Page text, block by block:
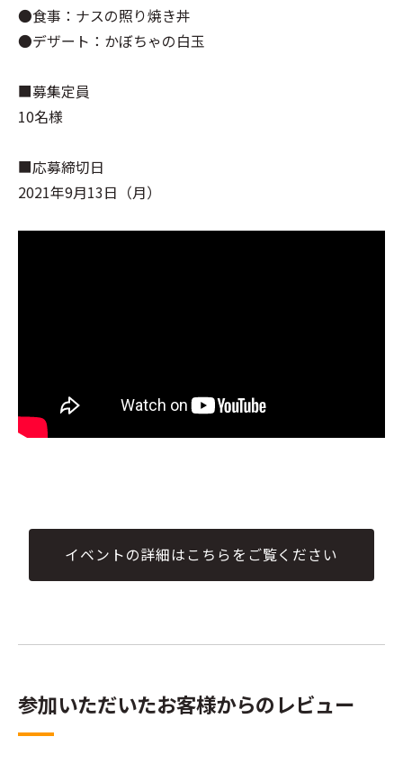
●食事：ナスの照り焼き丼
●デザート：かぼちゃの白玉
■募集定員
10名様
■応募締切日
2021年9月13日（月）
イベントの詳細はこちらをご覧ください
参加いただいたお客様からのレビュー